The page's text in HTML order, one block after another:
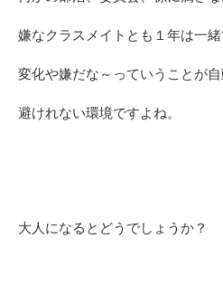
嫌なクラスメイトとも１年は一
変化や嫌だな～っていうことが
避けれない環境ですよね。
大人になるとどうでしょうか？